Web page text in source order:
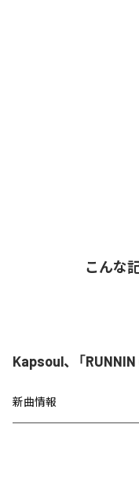
こんな
Kapsoul、「
新曲情報